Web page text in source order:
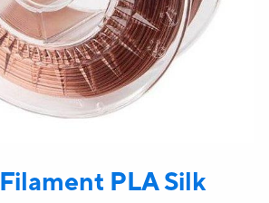
Filament PLA Silk